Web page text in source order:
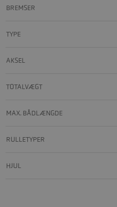
BREMSER
TYPE
AKSEL
TOTALVÆGT
MAX. BÅDLÆNGDE
RULLETYPER
HJUL